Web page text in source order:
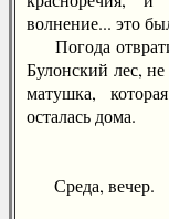
волнение... это
Погода
Булонский лес,
матушка,
осталась дома.
Среда, вечер.